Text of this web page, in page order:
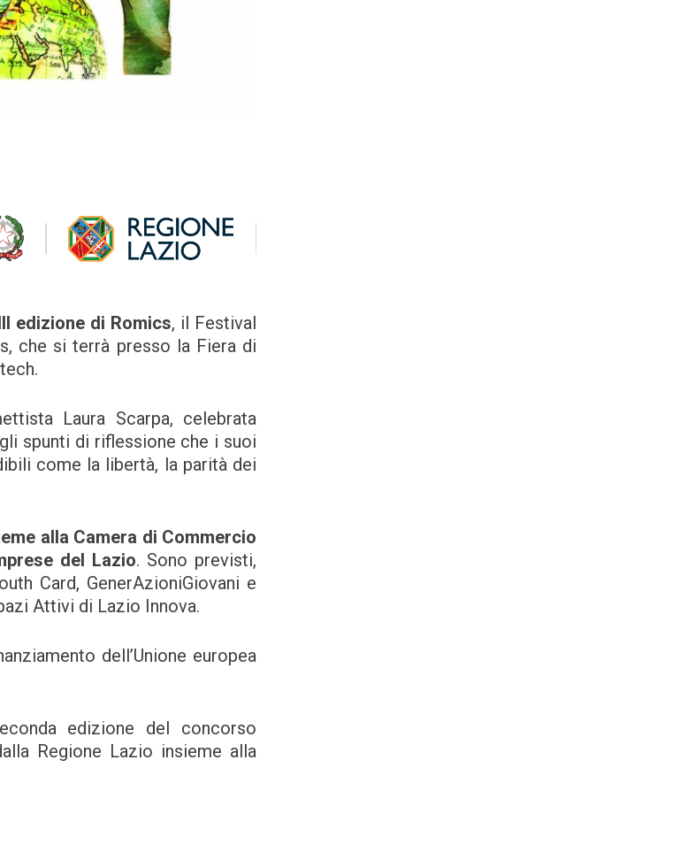
edizione di Romics, il Festival
che si terrà presso la Fiera di
Laura Scarpa, celebrata
spunti di riflessione che i suoi
come la libertà, la parità dei
alla Camera di Commercio
del Lazio. Sono previsti,
Card, GenerAzioniGiovani e
Attivi di Lazio Innova.
dell’Unione europea
edizione del concorso
Regione Lazio insieme alla